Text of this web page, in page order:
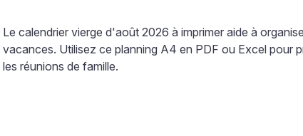
Le calendrier vierge d'août 2026 à imprimer aide à
vacances. Utilisez ce planning A4 en PDF ou Excel pour
les réunions de famille.